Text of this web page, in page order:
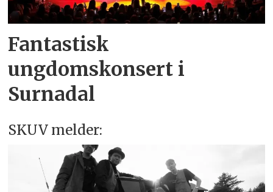
Fantastisk
ungdomskonsert i
Surnadal
SKUV melder: